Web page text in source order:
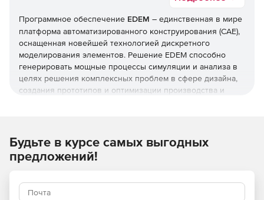
Программное обеспечение EDEM – единственная в мире
платформа автоматизированного конструирования (CAE),
оснащенная новейшей технологией дискретного
моделирования элементов. Решение EDEM способно
генерировать мощные процессы симуляции и анализа в
целях решения комплексных проблем в сфере дизайна,
создания прототипов и оптимизации производства и
параметрами. Чтобы добиться точного изображения
формы реальных частиц, их автоматически
систему. Функциональные возможности EDEM позволяют
комбинировать механические, вещественные и другие
Будьте в курсе самых выгодных
предложений!